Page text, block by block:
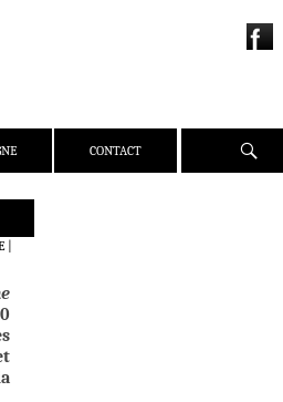
CONTACT Recherche
|